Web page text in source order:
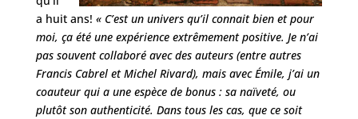
a huit ans! « C’est un univers qu’il connait bien et pour
moi, ça été une expérience extrêmement positive. Je n’ai
pas souvent collaboré avec des auteurs (entre autres
Francis Cabrel et Michel Rivard), mais avec Émile, j’ai un
coauteur qui a une espèce de bonus : sa naïveté, ou
plutôt son authenticité. Dans tous les cas, que ce soit